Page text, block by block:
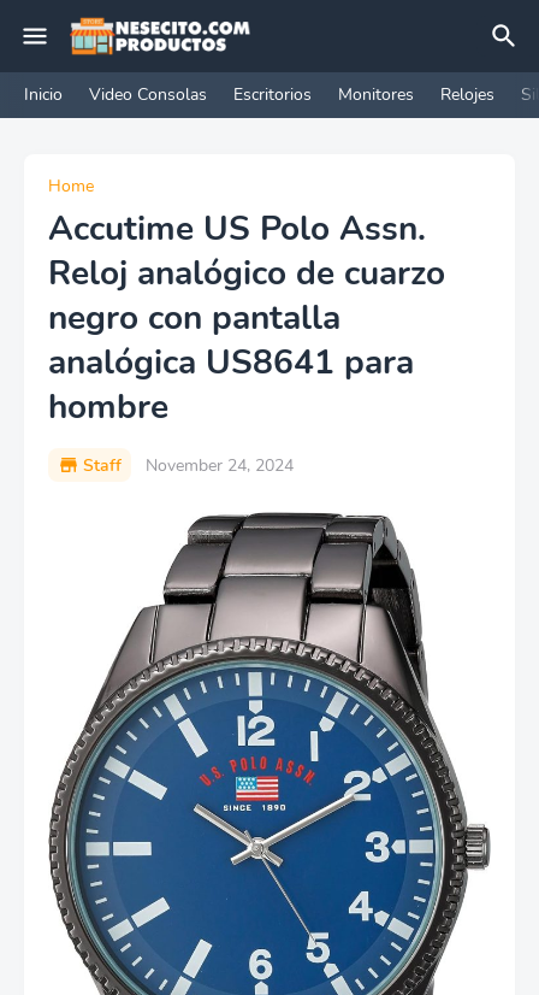
Inicio Video Consolas Escritorios Monitores Relojes
Home
Accutime US Polo Assn.
Reloj analógico de cuarzo
negro con pantalla
analógica US8641 para
hombre
Staff November 24, 2024